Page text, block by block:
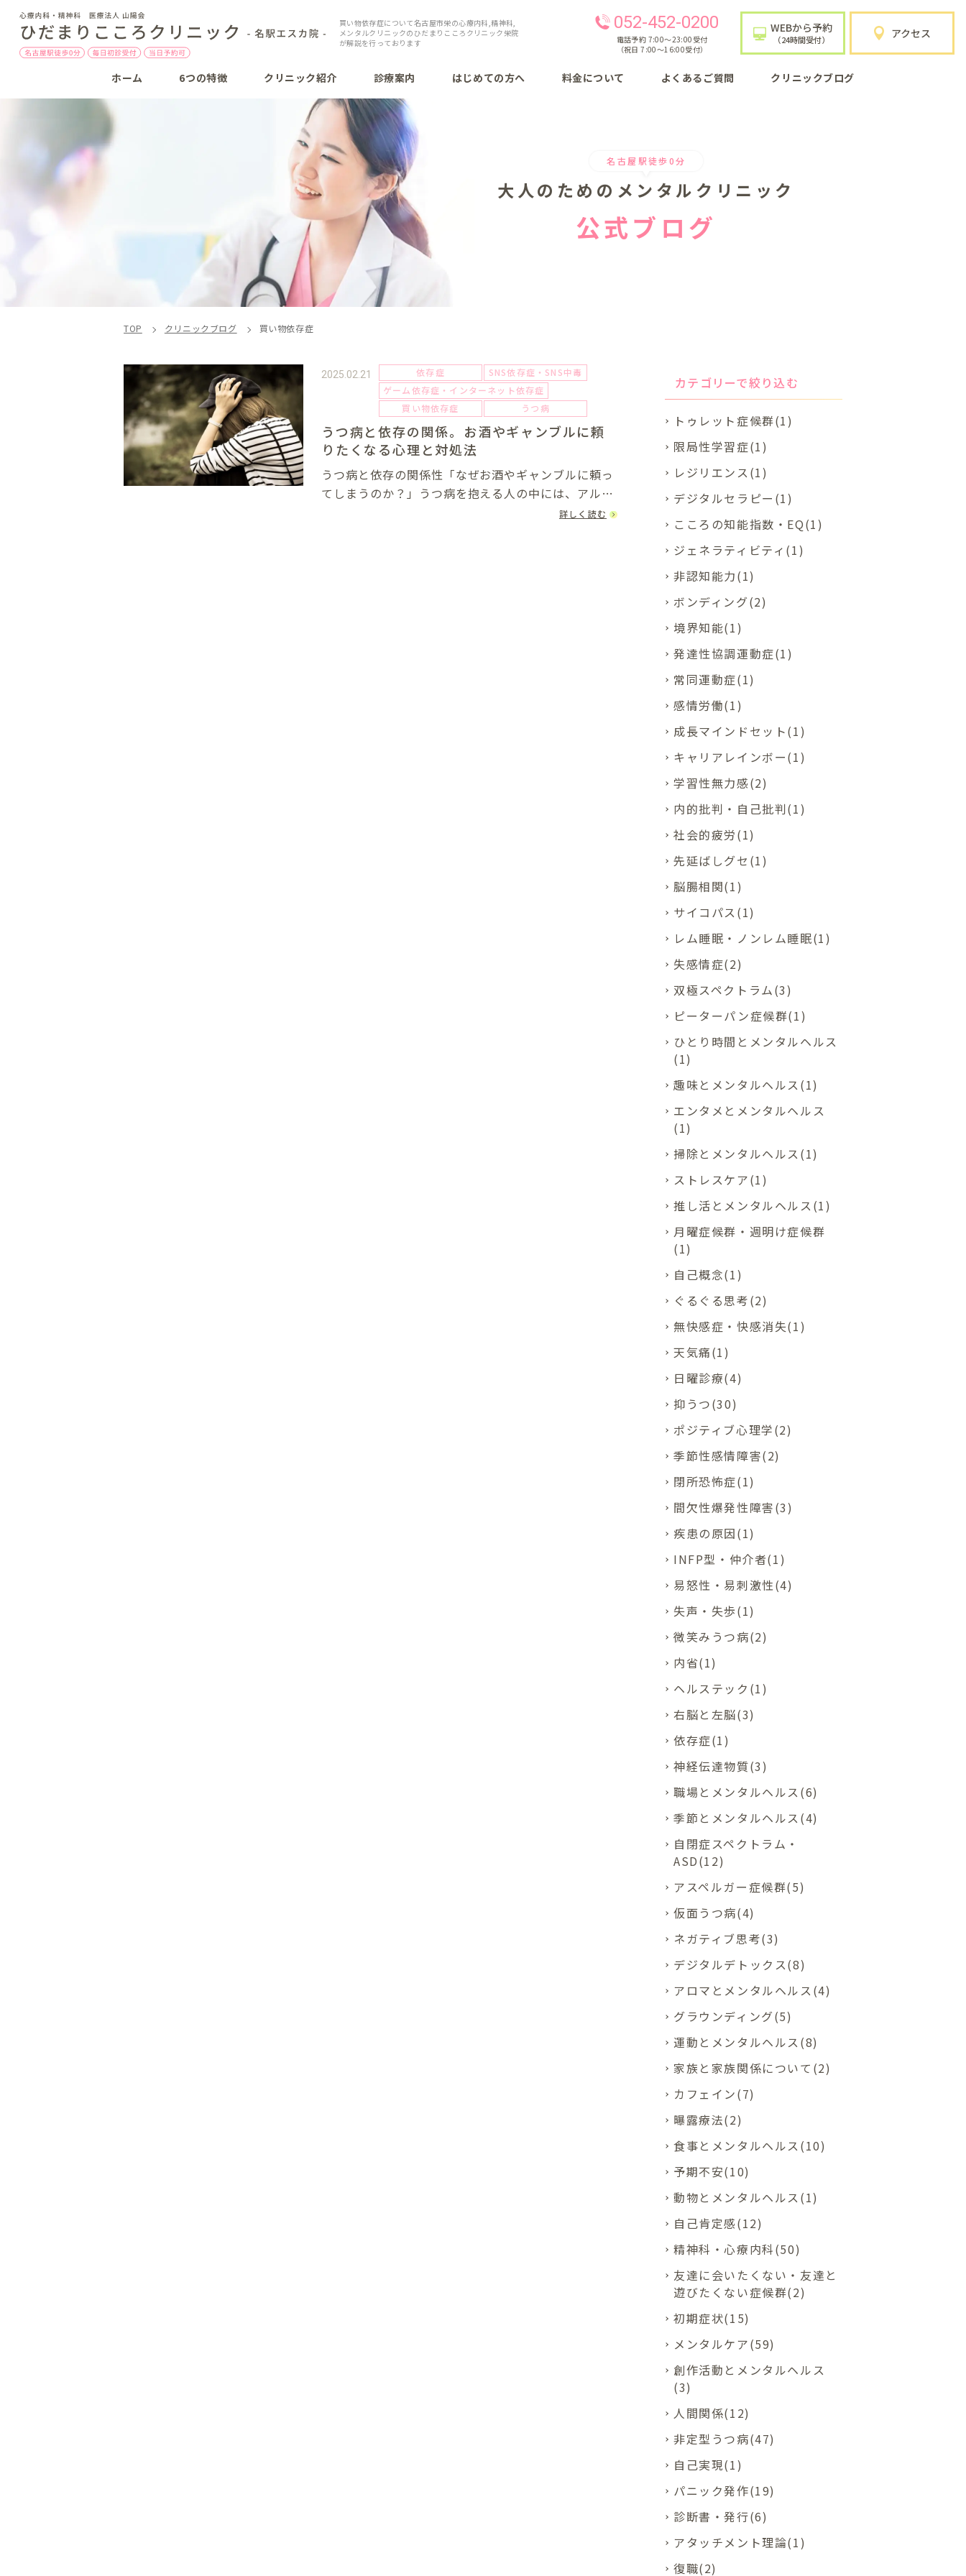
買い物依存症について名古屋市栄の心療内科,精神科,
メンタルクリニックのひだまりこころクリニック栄院
が解説を行っております
052-452-0200
電話予約 7:00〜23:00受付
（祝日 7:00〜16:00受付）
WEBから予約
（24時間受付） アクセス
ホーム 6つの特徴 クリニック紹介 診療案内 はじめての方へ 料金について よくあるご質問 クリニックブログ
名古屋駅徒歩0分
大人のための メンタルクリニック
公式ブログ
TOP クリニックブログ 買い物依存症
2025.02.21 依存症
SNS依存症・SNS中毒
ゲーム依存症・インターネット依存症
買い物依存症
うつ病
うつ病と依存の関係。お酒やギャンブルに頼
りたくなる心理と対処法
うつ病と依存の関係性「なぜお酒やギャンブルに頼っ
てしまうのか？」うつ病を抱える人の中には、アルコ
ールやギャンブルなどの「依存行動」に走ってしまう
詳しく読む
カテゴリーで絞り込む
トゥレット症候群(1)
限局性学習症(1)
レジリエンス(1)
デジタルセラピー(1)
こころの知能指数・EQ(1)
ジェネラティビティ(1)
非認知能力(1)
ボンディング(2)
境界知能(1)
発達性協調運動症(1)
常同運動症(1)
感情労働(1)
成長マインドセット(1)
キャリアレインボー(1)
学習性無力感(2)
内的批判・自己批判(1)
社会的疲労(1)
先延ばしグセ(1)
脳腸相関(1)
サイコパス(1)
レム睡眠・ノンレム睡眠(1)
失感情症(2)
双極スペクトラム(3)
ピーターパン症候群(1)
ひとり時間とメンタルヘルス
(1)
趣味とメンタルヘルス(1)
エンタメとメンタルヘルス
(1)
掃除とメンタルヘルス(1)
ストレスケア(1)
推し活とメンタルヘルス(1)
月曜症候群・週明け症候群
(1)
自己概念(1)
ぐるぐる思考(2)
無快感症・快感消失(1)
天気痛(1)
日曜診療(4)
抑うつ(30)
ポジティブ心理学(2)
季節性感情障害(2)
閉所恐怖症(1)
間欠性爆発性障害(3)
疾患の原因(1)
INFP型・仲介者(1)
易怒性・易刺激性(4)
失声・失歩(1)
微笑みうつ病(2)
内省(1)
ヘルステック(1)
右脳と左脳(3)
依存症(1)
神経伝達物質(3)
職場とメンタルヘルス(6)
季節とメンタルヘルス(4)
自閉症スペクトラム・
ASD(12)
アスペルガー症候群(5)
仮面うつ病(4)
ネガティブ思考(3)
デジタルデトックス(8)
アロマとメンタルヘルス(4)
グラウンディング(5)
運動とメンタルヘルス(8)
家族と家族関係について(2)
カフェイン(7)
曝露療法(2)
食事とメンタルヘルス(10)
予期不安(10)
動物とメンタルヘルス(1)
自己肯定感(12)
精神科・心療内科(50)
友達に会いたくない・友達と
遊びたくない症候群(2)
初期症状(15)
メンタルケア(59)
創作活動とメンタルヘルス
(3)
人間関係(12)
非定型うつ病(47)
自己実現(1)
パニック発作(19)
診断書・発行(6)
アタッチメント理論(1)
復職(2)